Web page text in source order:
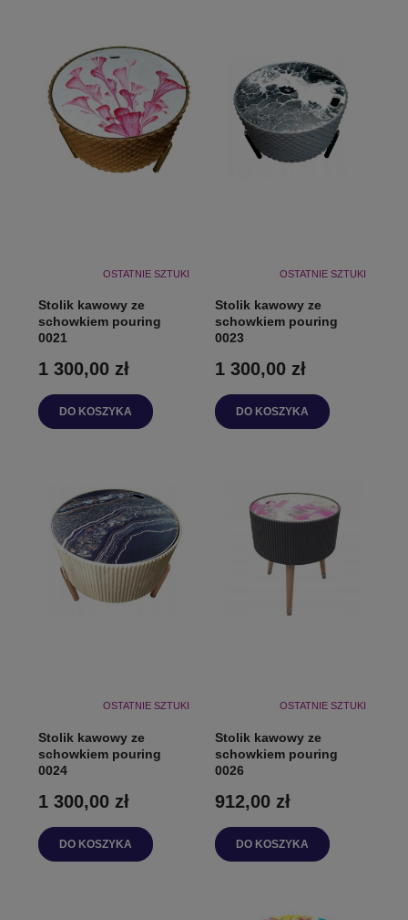
OSTATNIE SZTUKI
Stolik kawowy ze
schowkiem pouring
0021
1 300,00 zł
DO KOSZYKA
OSTATNIE SZTUKI
Stolik kawowy ze
schowkiem pouring
0023
1 300,00 zł
DO KOSZYKA
OSTATNIE SZTUKI
Stolik kawowy ze
schowkiem pouring
0024
1 300,00 zł
DO KOSZYKA
OSTATNIE SZTUKI
Stolik kawowy ze
schowkiem pouring
0026
912,00 zł
DO KOSZYKA